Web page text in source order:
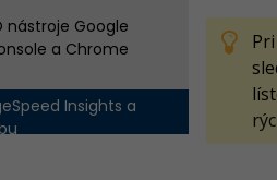
nástroje Google
a Chrome
Insights a